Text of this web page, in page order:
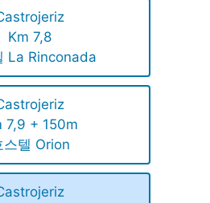
Km 7,8
La Rinconada
7,9 + 150m
스텔 Orion